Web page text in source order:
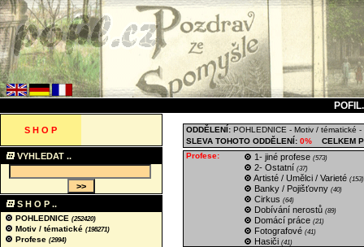
S H O P
VYHLEDAT ..
S H O P ..
POHLEDNICE (252420)
Motiv / tématické (198271)
Profese (2994)
ODDĚLENÍ: POHLEDNICE - Motiv / tématické -
SLEVA TOHOTO ODDĚLENÍ: 0%
CELKEM
Profese:
1- jiné profese (573)
2- Ostatní (37)
Artisté / Umělci / Varieté (153)
Banky / Pojišťovny (40)
Cirkus (64)
Dobívání nerostů (89)
Domácí práce (21)
Fotografové (41)
Hasiči (41)